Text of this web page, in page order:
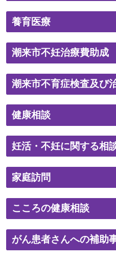
養育医療
潮来市不妊治療費助成
潮来市不育症検査及び
健康相談
妊活・不妊に関する相
家庭訪問
こころの健康相談
がん患者さんへの補助